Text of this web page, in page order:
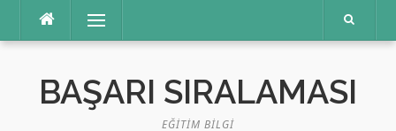
Menü
BAŞARI SIRALAMASI
EĞITIM BILGI